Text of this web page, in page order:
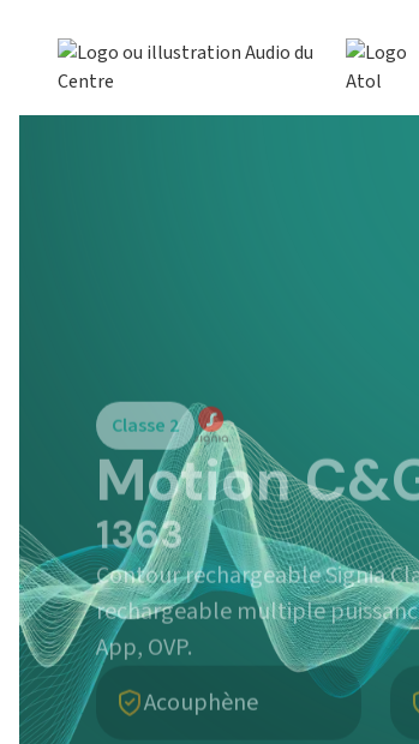
Classe 2
Motion
1363
Contour rechargeable Signia
rechargeable multiple
App, OVP.